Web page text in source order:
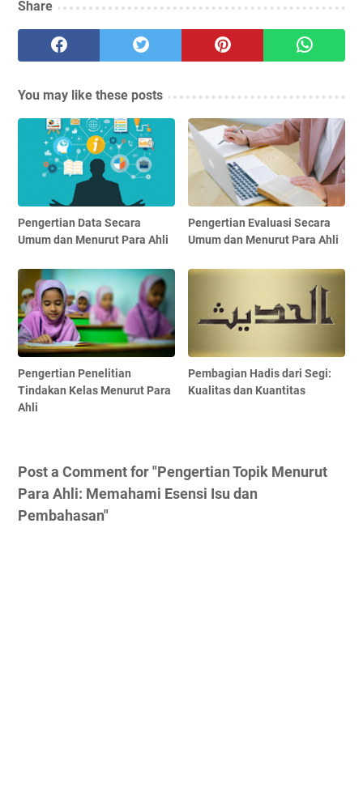
Share
You may like these posts
Pengertian Data Secara
Umum dan Menurut Para Ahli
Pengertian Evaluasi Secara
Umum dan Menurut Para Ahli
Pengertian Penelitian
Tindakan Kelas Menurut Para
Ahli
Pembagian Hadis dari Segi:
Kualitas dan Kuantitas
Post a Comment for "Pengertian Topik Menurut
Para Ahli: Memahami Esensi Isu dan
Pembahasan"